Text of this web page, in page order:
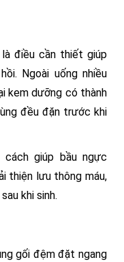
điều cần thiết giúp
Ngoài uống nhiều
kem dưỡng có thành
đều đặn trước khi
giúp bầu ngực
thiện lưu thông máu,
khi sinh.
gối đệm đặt ngang